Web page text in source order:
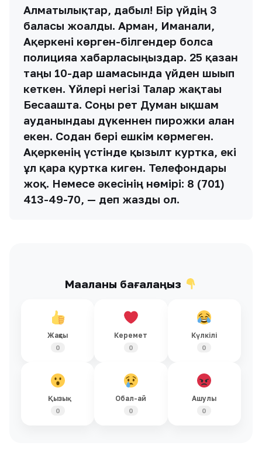
Алматылықтар, дабыл! Бір үйдің 3
баласы жоғалды. Арман, Иманғали,
Ақеркені көрген-білгендер болса
полицияға хабарласыңыздар. 25 қазан
таңғы 10-дар шамасында үйден шығып
кеткен. Үйлері негізі Талғар жақтағы
Бесағашта. Соңғы рет Думан ықшам
ауданындағы дүкеннен пирожки алған
екен. Содан бері ешкім көрмеген.
Ақеркенің үстінде қызғылт куртка, екі
ұл қара қуртка киген. Телефондары
жоқ. Немесе әкесінің нөмірі: 8 (701)
413-49-70, — деп жазды ол.
Мақаланы бағалаңыз
Жақсы
0
Керемет
0
Күлкілі
0
Қызық
0
Обал-ай
0
Ашулы
0